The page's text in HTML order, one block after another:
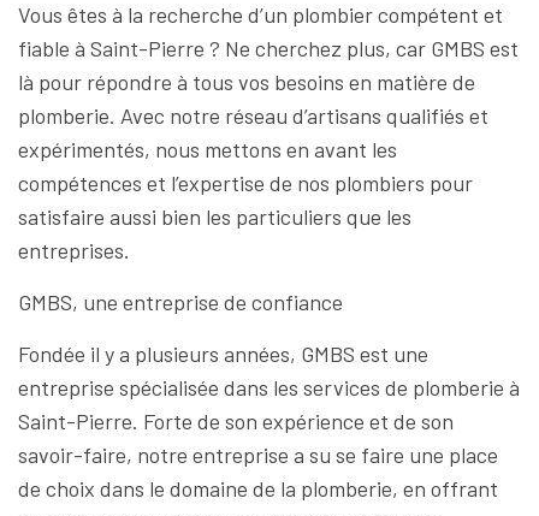
Vous êtes à la recherche d’un plombier compétent et
fiable à Saint-Pierre ? Ne cherchez plus, car GMBS est
là pour répondre à tous vos besoins en matière de
plomberie. Avec notre réseau d’artisans qualifiés et
expérimentés, nous mettons en avant les
compétences et l’expertise de nos plombiers pour
satisfaire aussi bien les particuliers que les
entreprises.
GMBS, une entreprise de confiance
Fondée il y a plusieurs années, GMBS est une
entreprise spécialisée dans les services de plomberie à
Saint-Pierre. Forte de son expérience et de son
savoir-faire, notre entreprise a su se faire une place
de choix dans le domaine de la plomberie, en offrant